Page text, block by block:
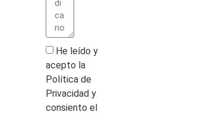
He leído y
acepto la
Política de
Privacidad y
consiento el